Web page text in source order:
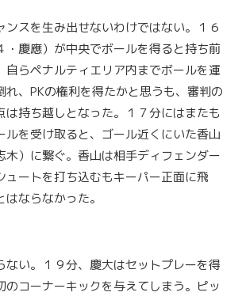
ンスを生み出せないわけではない。１６
・慶應）が中央でボールを得ると持ち前
自らペナルティエリア内までボールを運
れ、PKの権利を得たかと思うも、審判の
は持ち越しとなった。１７分にはまたも
ルを受け取ると、ゴール近くにいた香山
木）に繋ぐ。香山は相手ディフェンダー
ュートを打ち込むもキーパー正面に飛
ならなかった。
ない。１９分、慶大はセットプレーを得
のコーナーキックを与えてしまう。ピッ